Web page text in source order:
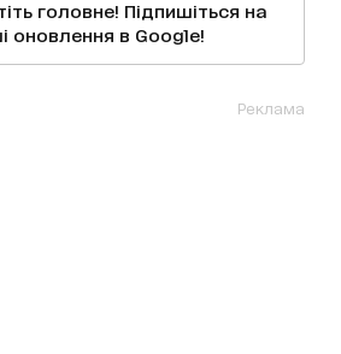
головне! Підпишіться на
оновлення в Google!
Реклама